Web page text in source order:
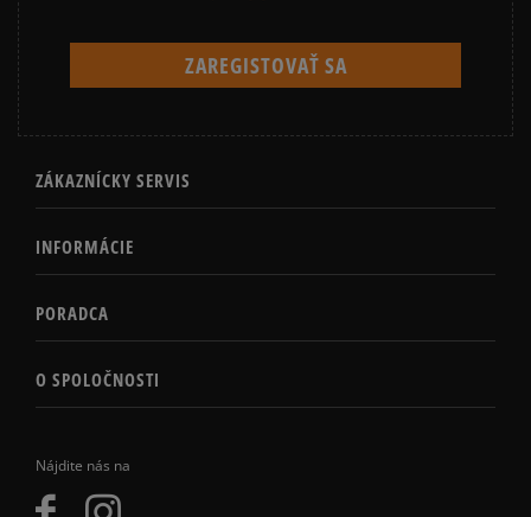
Nájdite nás na
ZÁKAZNÍCKY SERVIS
INFORMÁCIE
PORADCA
O SPOLOČNOSTI